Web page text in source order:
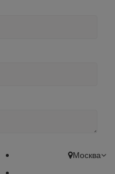
Москва